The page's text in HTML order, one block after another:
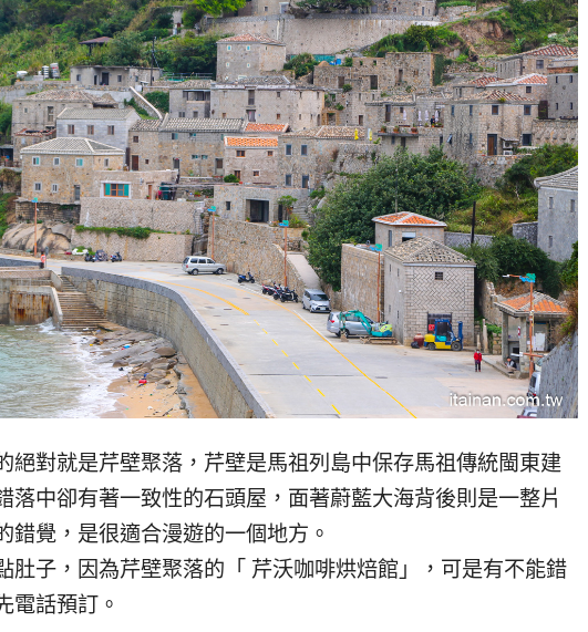
絕對就是芹壁聚落，芹壁是馬祖列島中保存馬祖傳統閩東建
落中卻有著一致性的石頭屋，面著蔚藍大海背後則是一整片
錯覺，是很適合漫遊的一個地方。
肚子，因為芹壁聚落的「 芹沃咖啡烘焙館」，可是有不能錯
電話預訂。